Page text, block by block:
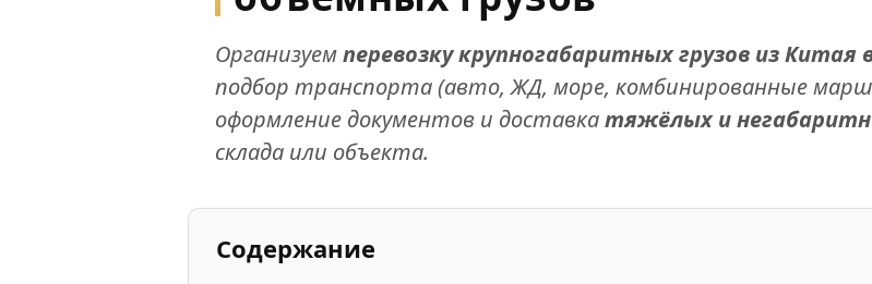
Организуемперевозку крупногабаритных грузов из Китая
подбор транспорта (авто, ЖД, море, комбинированные
оформление документов и доставкатяжёлых и
склада или объекта.
Содержание